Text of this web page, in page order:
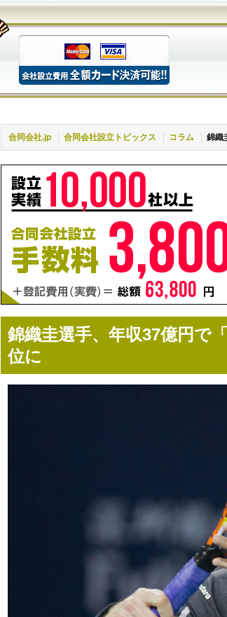
合同会社.jp 合同会社設立トピックス コラム 錦織
錦織圭選手、年収37億円で
位に